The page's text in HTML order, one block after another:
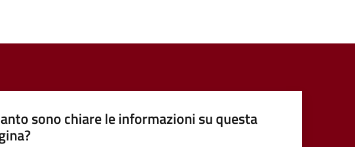
sono chiare le informazioni su questa